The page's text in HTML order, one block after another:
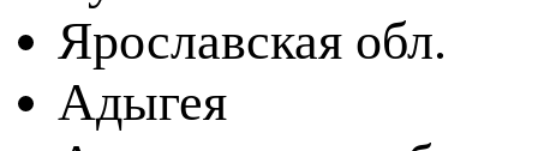
Ярославская обл.
Адыгея